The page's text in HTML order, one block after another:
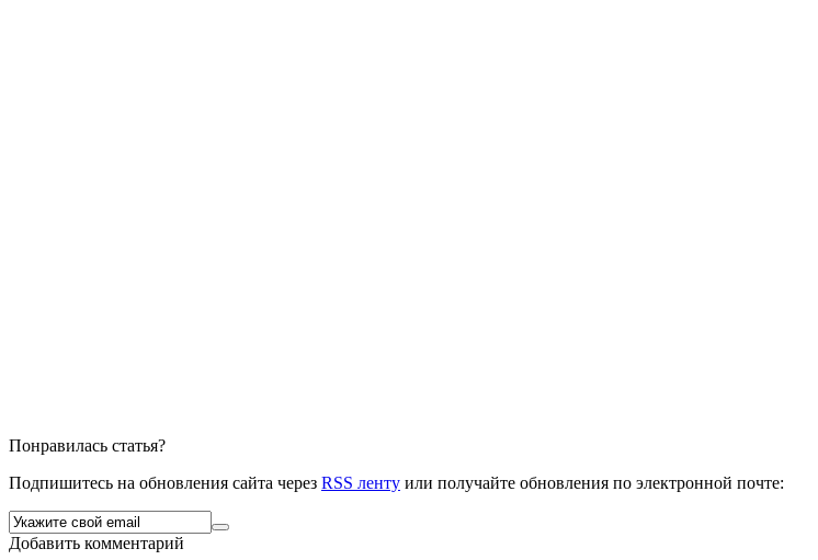
Понравилась статья?
Подпишитесь на обновления сайта через RSS ленту или получайте обновления по электронной почте:
Добавить комментарий